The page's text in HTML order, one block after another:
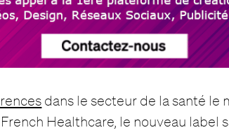
dans le secteur de la santé le
Healthcare, le nouveau label